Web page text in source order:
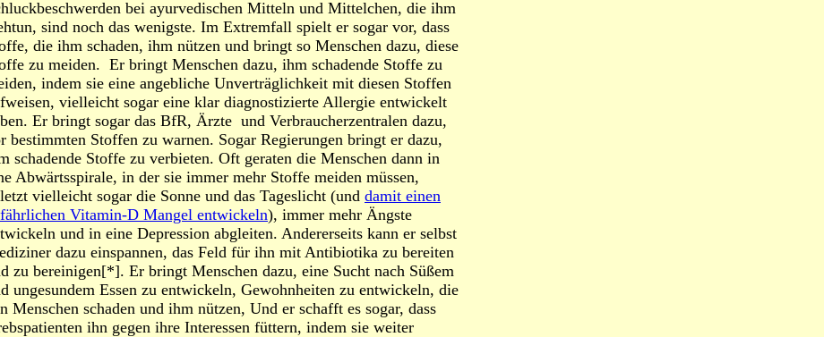
bei ayurvedischen Mitteln und Mittelchen, die ihm
sind noch das wenigste. Im Extremfall spielt er sogar vor, dass
die ihm schaden, ihm nützen und bringt so Menschen dazu, diese
zu meiden. Er bringt Menschen dazu, ihm schadende Stoffe zu
indem sie eine angebliche Unverträglichkeit mit diesen Stoffen
vielleicht sogar eine klar diagnostizierte Allergie entwickelt
Er bringt sogar das BfR, Ärzte und Verbraucherzentralen dazu,
bestimmten Stoffen zu warnen. Sogar Regierungen bringt er dazu,
schadende Stoffe zu verbieten. Oft geraten die Menschen dann in
Abwärtsspirale, in der sie immer mehr Stoffe meiden müssen,
vielleicht sogar die Sonne und das Tageslicht (und damit einen
Vitamin-D Mangel entwickeln), immer mehr Ängste
und in eine Depression abgleiten. Andererseits kann er selbst
dazu einspannen, das Feld für ihn mit Antibiotika zu bereiten
zu bereinigen[*]. Er bringt Menschen dazu, eine Sucht nach Süßem
ungesundem Essen zu entwickeln, Gewohnheiten zu entwickeln, die
Menschen schaden und ihm nützen, Und er schafft es sogar, dass
ihn gegen ihre Interessen füttern, indem sie weiter